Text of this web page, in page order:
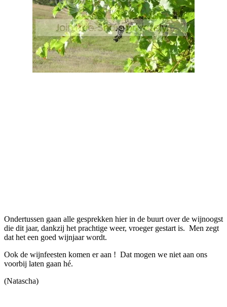
Ondertussen gaan alle gesprekken hier in de buurt over de wijnoogst
die dit jaar, dankzij het prachtige weer, vroeger gestart is. Men zegt
dat het een goed wijnjaar wordt.
Ook de wijnfeesten komen er aan ! Dat mogen we niet aan ons
voorbij laten gaan hé.
(Natascha)